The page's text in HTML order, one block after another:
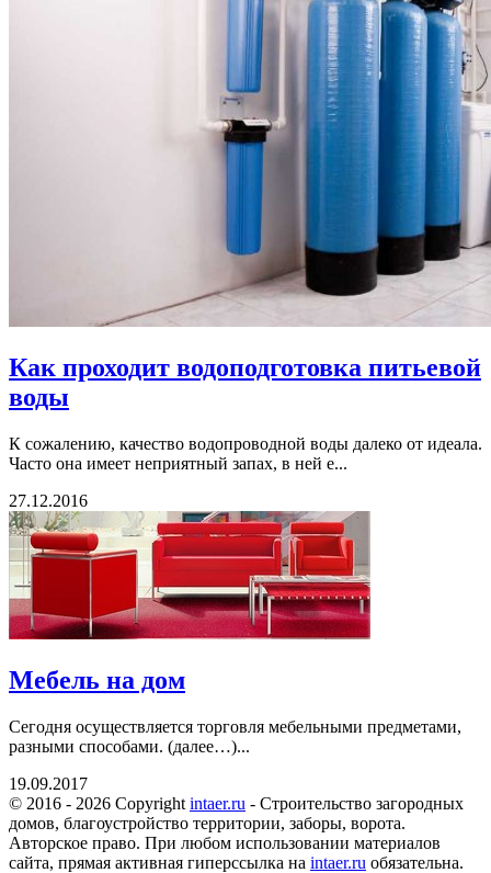
Как проходит водоподготовка питьевой
воды
К сожалению, качество водопроводной воды далеко от идеала.
Часто она имеет неприятный запах, в ней е...
27.12.2016
Мебель на дом
Сегодня осуществляется торговля мебельными предметами,
разными способами. (далее…)...
19.09.2017
© 2016 - 2026 Copyright intaer.ru - Cтроительство загородных
домов, благоустройство территории, заборы, ворота.
Авторское право. При любом использовании материалов
сайта, прямая активная гиперссылка на intaer.ru обязательна.